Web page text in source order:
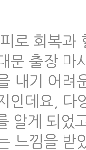
로 회복과
문 출장 마
내기 어려
인데요,
알게 되었
느낌을 받